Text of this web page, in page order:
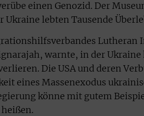
einen Genozid. Der
lebten Tausende
Lutheran
warnte, in der
Die USA und deren
eines Massenexodus
könne mit gutem